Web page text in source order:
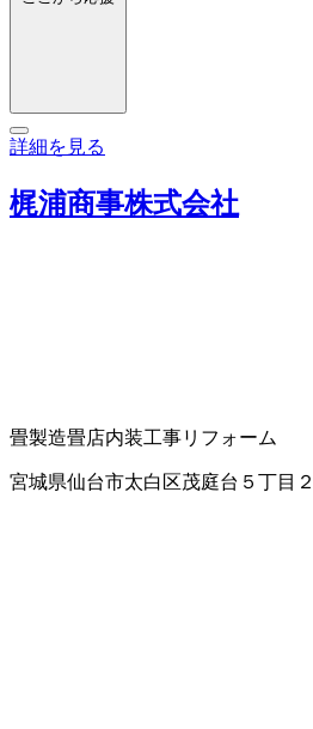
詳細を見る
梶浦商事株式会社
畳製造畳店内装工事リフォーム
宮城県仙台市太白区茂庭台５丁目